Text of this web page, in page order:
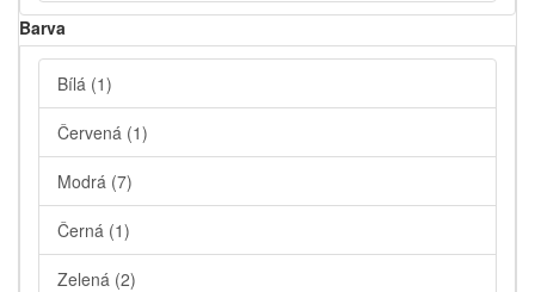
Barva
Bílá (1)
Červená (1)
Modrá (7)
Černá (1)
Zelená (2)